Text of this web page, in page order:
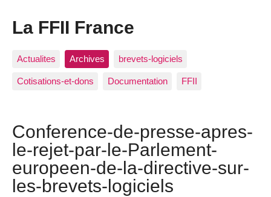
La FFII France
Actualites Archives brevets-logiciels
Cotisations-et-dons Documentation FFII
Conference-de-presse-apres-
le-rejet-par-le-Parlement-
europeen-de-la-directive-sur-
les-brevets-logiciels